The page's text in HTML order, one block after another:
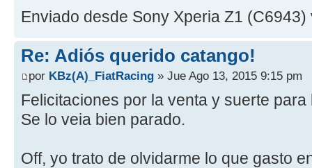
Enviado desde Sony Xperia Z1 (C6943)
Re: Adiós querido catango!
por KBz(A)_FiatRacing » Jue Ago 13, 2015 9:15 pm
Felicitaciones por la venta y suerte
Se lo veia bien parado.
Off, yo trato de olvidarme lo que gasto